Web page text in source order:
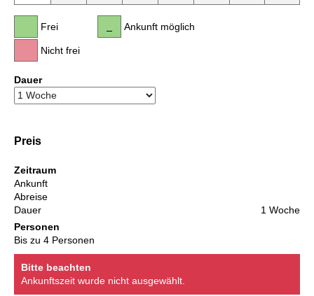
Frei
Nicht frei
Ankunft möglich
Dauer
Preis
Zeitraum
Ankunft
Abreise
Dauer
1 Woche
Personen
Bis zu 4 Personen
Bitte beachten
Ankunftszeit wurde nicht ausgewählt.